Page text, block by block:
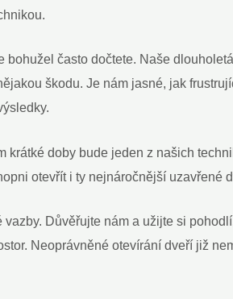
často dočtete. Naše
škodu. Je ⁤nám ⁤jasné, jak
krátké doby bude jeden z ‍našich
otevřít i ty nejnáročnější uzavřené
Důvěřujte ‌nám a ​užijte si
Neoprávněné otevírání dveří již